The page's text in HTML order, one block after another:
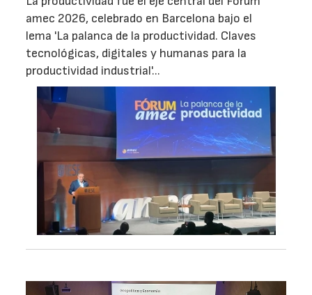
amec 2026, celebrado en Barcelona bajo el
lema 'La palanca de la productividad. Claves
tecnológicas, digitales y humanas para la
productividad industrial'...